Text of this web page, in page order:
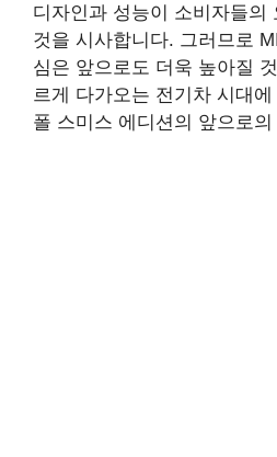
디자인과 성능이 소비자들의
것을 시사합니다. 그러므로
심은 앞으로도 더욱 높아질
르게 다가오는 전기차 시대
폴 스미스 에디션의 앞으로